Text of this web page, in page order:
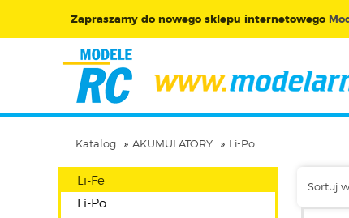
Zapraszamy do nowego sklepu internetowego
Katalog AKUMULATORY Li-Po
Li-Fe
Li-Po
Sortuj